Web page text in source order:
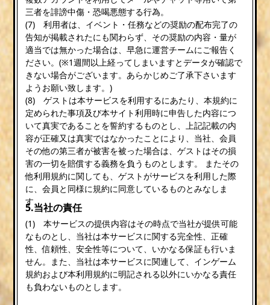
三者を誹謗中傷・恐喝悪態する行為。
(7) 利用者は、イベント・任務などの奨励の配布完了の
告知が掲載されたにも関わらず、その奨励の内容・量が
適当では無かった場合は、早急に運営チームにご報告く
ださい。(※1週間以上経ってしまいますとデータが確認で
きない場合がございます。あらかじめご了承下さいます
ようお願い致します。)
(8) ゲストは本サービスを利用するにあたり、本規約に
定められた事項及び本サイト利用時に申告した内容につ
いて真実であることを誓約するものとし、上記記載の内
容が正確又は真実ではなかったことにより、当社、会員
その他の第三者が被害を被った場合は、ゲストはその損
害の一切を賠償する義務を負うものとします。 またその
他利用規約に関しても、ゲストがサービスを利用した際
に、会員と同様に規約に同意しているものとみなしま
す。
5.当社の責任
(1) 本サービスの提供内容はその時点で当社が提供可能
なものとし、当社は本サービスに関する完全性、正確
性、信頼性、安全性等について、いかなる保証も行いま
せん。また、当社は本サービスに関連して、インゲーム
規約および本利用規約に明記される以外にいかなる責任
も負わないものとします。